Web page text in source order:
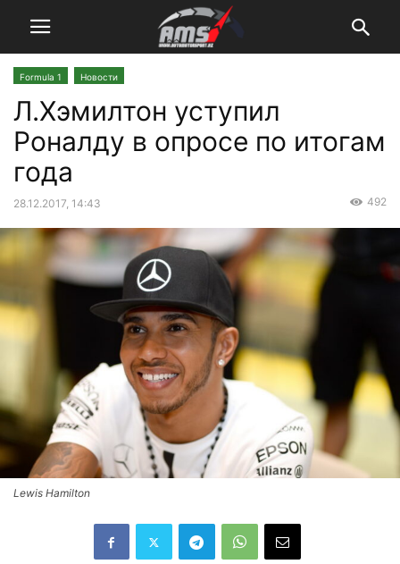
Formula 1 Новости
Л.Хэмилтон уступил
Роналду в опросе по итогам
года
28.12.2017, 14:43 492
Lewis Hamilton